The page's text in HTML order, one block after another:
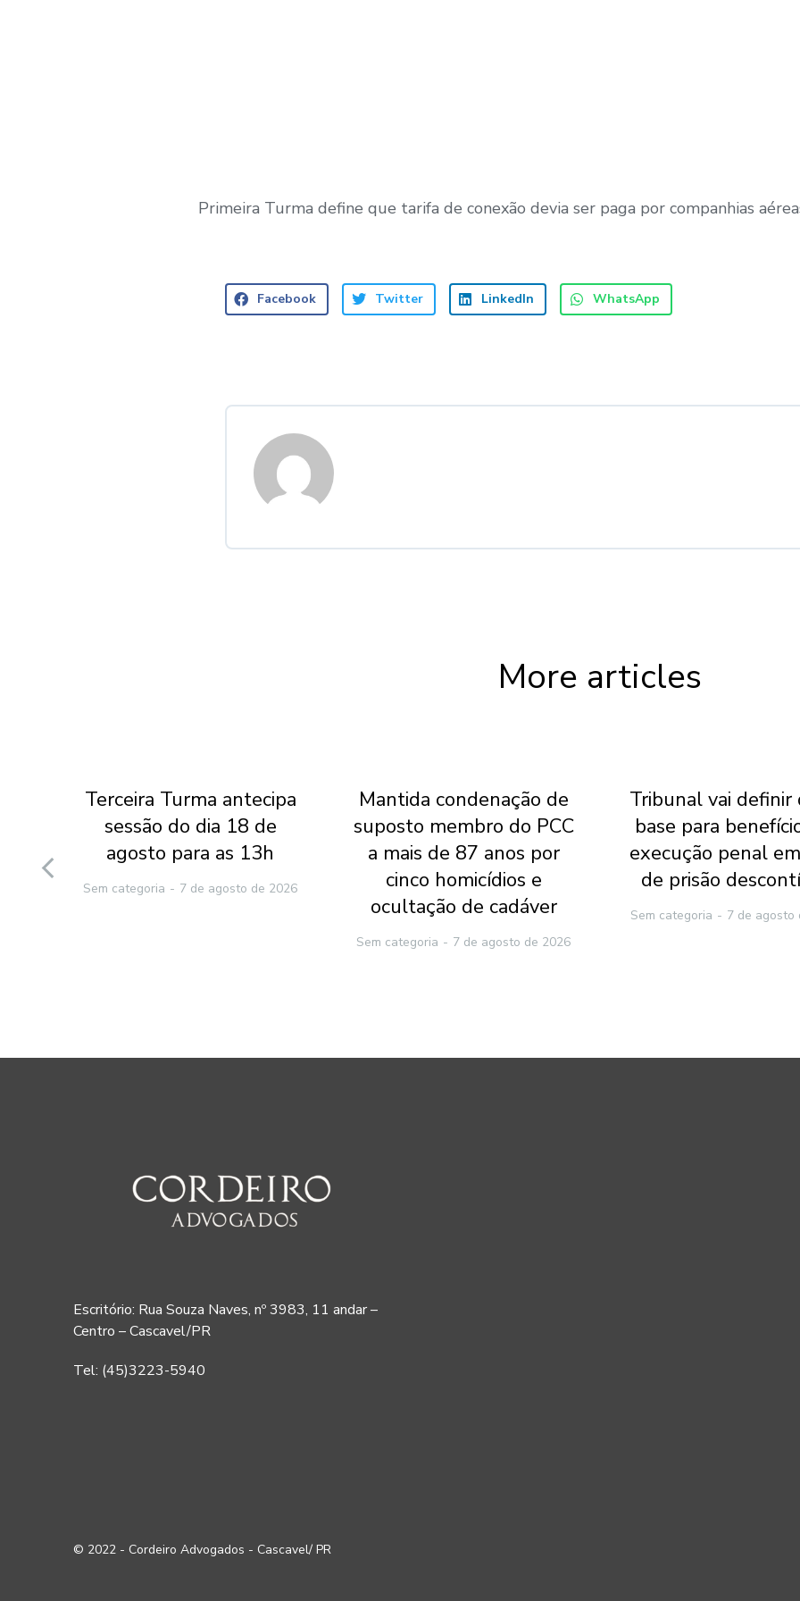
Primeira Turma define que tarifa de conexão devia ser paga por companhias
Facebook Twitter LinkedIn WhatsApp
More articles
Terceira Turma antecipa
sessão do dia 18 de
agosto para as 13h
Sem categoria 7 de agosto de 2026
Mantida condenação de
suposto membro do PCC
a mais de 87 anos por
cinco homicídios e
ocultação de cadáver
Sem categoria 7 de agosto de 2026
Tribunal vai definir
base para
execução penal
de prisão
Sem categoria 7 de agosto
Escritório: Rua Souza Naves, nº 3983, 11 andar –
Centro – Cascavel/PR
Tel: (45)3223-5940
© 2022 - Cordeiro Advogados - Cascavel/ PR